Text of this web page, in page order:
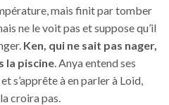
la
page
du
produit
mais finit par tomber
ne le voit pas et suppose qu’il
Ken, qui ne sait pas nager,
la piscine. Anya entend ses
s’apprête à en parler à Loid,
croira pas.